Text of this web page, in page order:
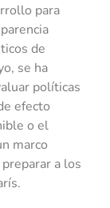
para
de
se ha
políticas
efecto
o el
marco
a los